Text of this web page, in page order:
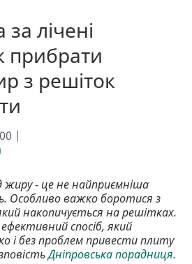
лічені
прибрати
з решіток
|
- це не найприємніша
Особливо важко боротися з
накопичується на решітках.
спосіб, який
і без проблем привести плиту
Дніпровська порадниця.